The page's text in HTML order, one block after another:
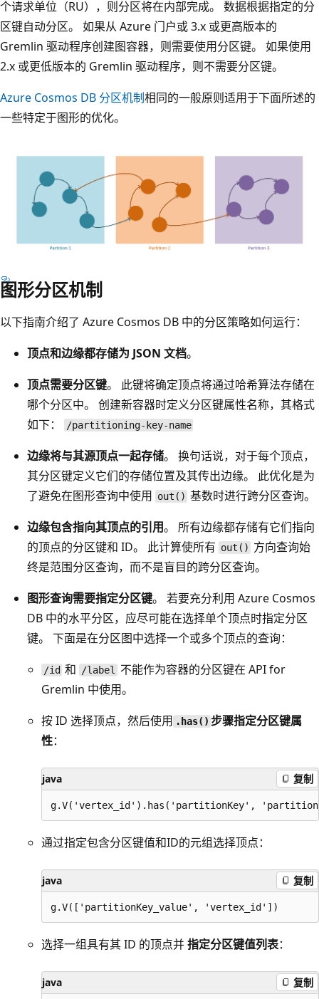
个请求单位（RU），则分区将在内部完成。 数据根据指定的分
区键自动分区。 如果从 Azure 门户或 3.x 或更高版本的
Gremlin 驱动程序创建图容器，则需要使用分区键。 如果使用
2.x 或更低版本的 Gremlin 驱动程序，则不需要分区键。
Azure Cosmos DB 分区机制相同的一般原则适用于下面所述的
一些特定于图形的优化。
图形分区机制
以下指南介绍了 Azure Cosmos DB 中的分区策略如何运行：
顶点和边缘都存储为 JSON 文档。
顶点需要分区键。 此键将确定顶点将通过哈希算法存储在
哪个分区中。 创建新容器时定义分区键属性名称，其格式
如下：
/partitioning-key-name
边缘将与其源顶点一起存储。 换句话说，对于每个顶点，
其分区键定义它们的存储位置及其传出边缘。 此优化是为
了避免在图形查询中使用 out() 基数时进行跨分区查询。
边缘包含指向其顶点的引用。 所有边缘都存储有它们指向
的顶点的分区键和 ID。 此计算使所有 out() 方向查询始
终是范围分区查询，而不是盲目的跨分区查询。
图形查询需要指定分区键。 若要充分利用 Azure Cosmos
DB 中的水平分区，应尽可能在选择单个顶点时指定分区
键。 下面是在分区图中选择一个或多个顶点的查询：
/id 和 /label
不能作为容器的分区键在 API for
Gremlin 中使用。
按 ID 选择顶点，然后使用 .has() 步骤指定分区键属
性：
java 复制
通过指定包含分区键值和ID的元组选择顶点：
java 复制
选择一组具有其 ID 的顶点并指定分区键值列表：
java 复制